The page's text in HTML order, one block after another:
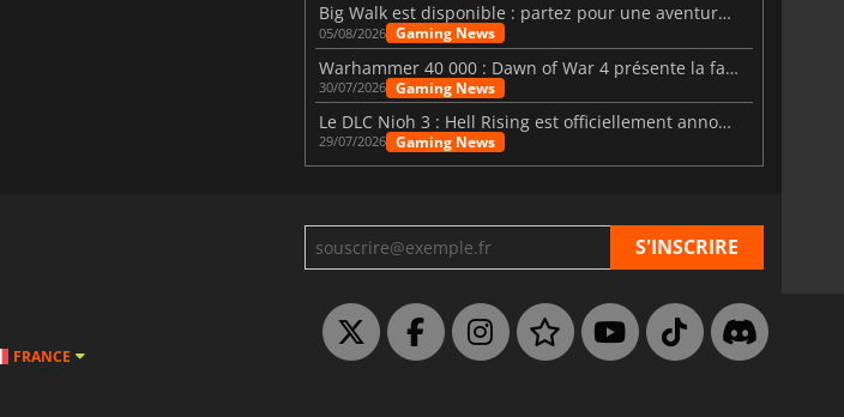
Big Walk est disponible : partez pour une aventure entre amis
05/08/2026 Gaming News
Warhammer 40 000 : Dawn of War 4 présente la faction des Nécrons
30/07/2026 Gaming News
Le DLC Nioh 3 : Hell Rising est officiellement annoncé
29/07/2026 Gaming News
FRANCE